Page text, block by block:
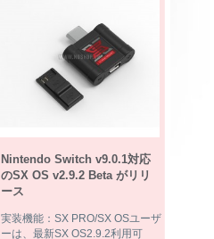
Nintendo Switch v9.0.1対応
のSX OS v2.9.2 Beta がリリ
ース
実装機能：SX PRO/SX OSユーザ
ーは、最新SX OS2.9.2利用可